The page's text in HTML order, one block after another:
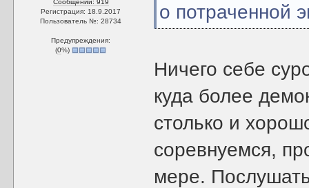
Сообщений: 919
Регистрация: 18.9.2017
Пользователь №: 28734
Предупреждения:
(0%)
о потраченной
Ничего себе
куда более
столько и
соревнуемся,
мере.